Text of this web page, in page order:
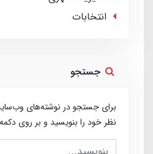
انتخابات
جستجو
برای جستجو در نوشته‌های
نظر خود را بنویسید و بر روی